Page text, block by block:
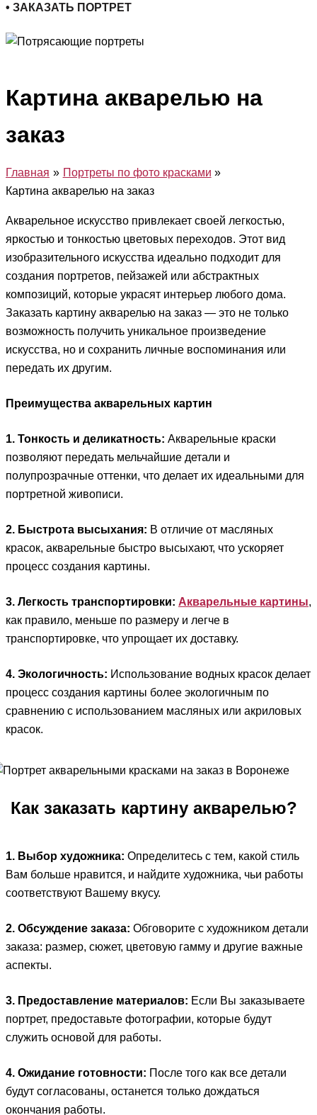
• ЗАКАЗАТЬ ПОРТРЕТ
Картина акварелью на
заказ
Главная
Портреты по фото красками
Картина акварелью на заказ
Акварельное искусство привлекает своей легкостью,
яркостью и тонкостью цветовых переходов. Этот вид
изобразительного искусства идеально подходит для
создания портретов, пейзажей или абстрактных
композиций, которые украсят интерьер любого дома.
Заказать картину акварелью на заказ — это не только
возможность получить уникальное произведение
искусства, но и сохранить личные воспоминания или
передать их другим.
Преимущества акварельных картин
1. Тонкость и деликатность: Акварельные краски
позволяют передать мельчайшие детали и
полупрозрачные оттенки, что делает их идеальными для
портретной живописи.
2. Быстрота высыхания: В отличие от масляных
красок, акварельные быстро высыхают, что ускоряет
процесс создания картины.
3. Легкость транспортировки: Акварельные картины,
как правило, меньше по размеру и легче в
транспортировке, что упрощает их доставку.
4. Экологичность: Использование водных красок делает
процесс создания картины более экологичным по
сравнению с использованием масляных или акриловых
красок.
Как заказать картину акварелью?
1. Выбор художника: Определитесь с тем, какой стиль
Вам больше нравится, и найдите художника, чьи работы
соответствуют Вашему вкусу.
2. Обсуждение заказа: Обговорите с художником детали
заказа: размер, сюжет, цветовую гамму и другие важные
аспекты.
3. Предоставление материалов: Если Вы заказываете
портрет, предоставьте фотографии, которые будут
служить основой для работы.
4. Ожидание готовности: После того как все детали
будут согласованы, останется только дождаться
окончания работы.